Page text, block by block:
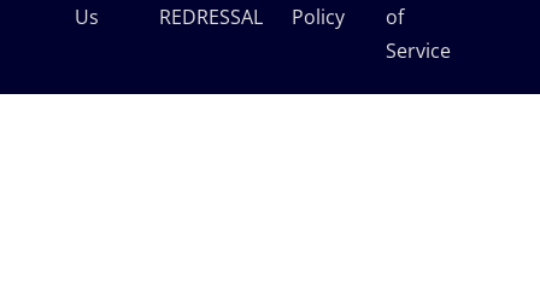
Us
REDRESSAL
Policy
of
Service